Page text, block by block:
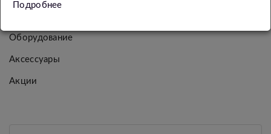
Оборудование
Аксессуары
Акции
Подробнее